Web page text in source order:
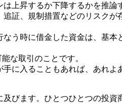
上昇するか下降するかを推論
証、規制措置などのリスクが
う時に借金した資金は、基本
な取引のことです。
に入ることもあれば、あれよ
びます。ひとつひとつの投資